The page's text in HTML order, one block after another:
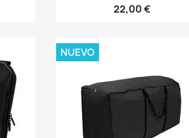
22,00 €
NUEVO